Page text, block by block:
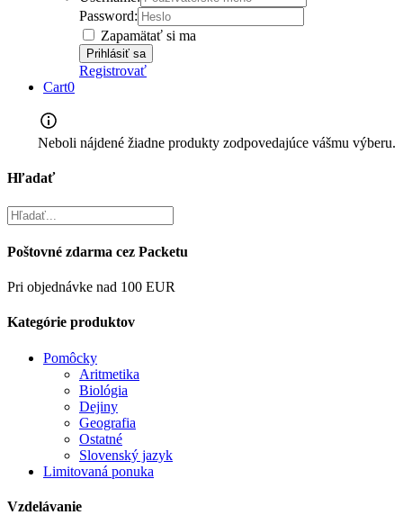
Password:
Zapamätať si ma
Registrovať
Cart0
Neboli nájdené žiadne produkty zodpovedajúce vášmu výberu.
Hľadať
Poštovné zdarma cez Packetu
Pri objednávke nad 100 EUR
Kategórie produktov
Pomôcky
Aritmetika
Biológia
Dejiny
Geografia
Ostatné
Slovenský jazyk
Limitovaná ponuka
Vzdelávanie